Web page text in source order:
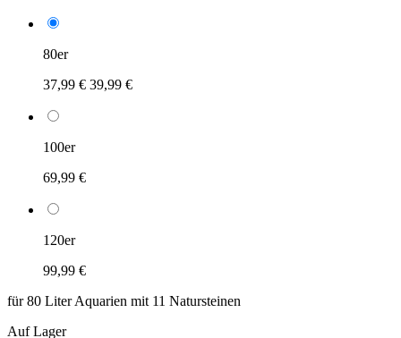
80er
37,99 € 39,99 €
100er
69,99 €
120er
99,99 €
für 80 Liter Aquarien mit 11 Natursteinen
Auf Lager